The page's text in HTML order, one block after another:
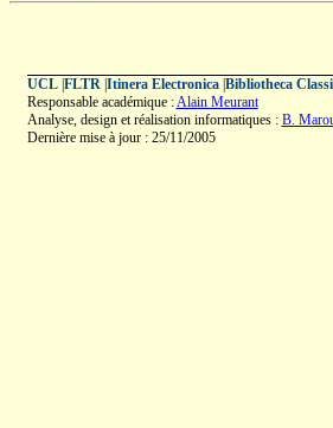
UCL| FLTR| Itinera Electronica| Bibliotheca
Responsable académique :Alain Meurant
Analyse, design et réalisation informatiques : B.
Dernière mise à jour : 25/11/2005